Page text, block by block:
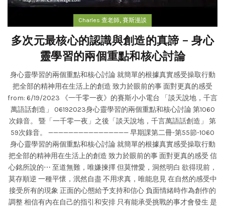
Charles 查老師, 賽斯漫談
多次元最核心的認識與創造的真諦 – 身心
靈學習的兩個重點和核心討論
身心靈學習的兩個重點和核心討論 就簡單的根據真實感受操取行動
把全部的精神用在生活上的創造 致力於眼前的事 面對更真的感受
from: 6/19/2023 《一千零一夜》的賽斯小小電台 「談天說地，千言
萬語話創造」 06192023身心靈學習的兩個重點和核心討論 第1060
次錄音。 暨「一千零一夜」之後「談天說地，千言萬語話創造」 第
59次錄音。 ———————————————— 早期課第二冊-第55節-1060
身心靈學習的兩個重點和核心討論 就簡單的根據真實感受操取行動
把全部的精神用在生活上的創造 致力於眼前的事 面對更真的感受 信
心銘所說的⋯ 至道無難，唯嫌揀擇 但莫憎愛，洞然明白 欲得現前，
莫存順逆 一種平懷，泯然自盡 不用求真，唯能息見 在自然的感受中
接受所有的現象 正面的心態給予支持和信心 負面情緒時作為創作的
調整 相信有內在自己的指引和安排 只有能承受挑戰的事才會發生 是